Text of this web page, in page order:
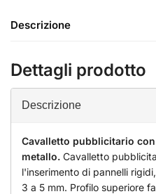
Descrizione
Dettagli prodotto
Descrizione
Cavalletto pubblicitario
metallo. Cavalletto
l'inserimento di pannelli
3 a 5 mm. Profilo superiore